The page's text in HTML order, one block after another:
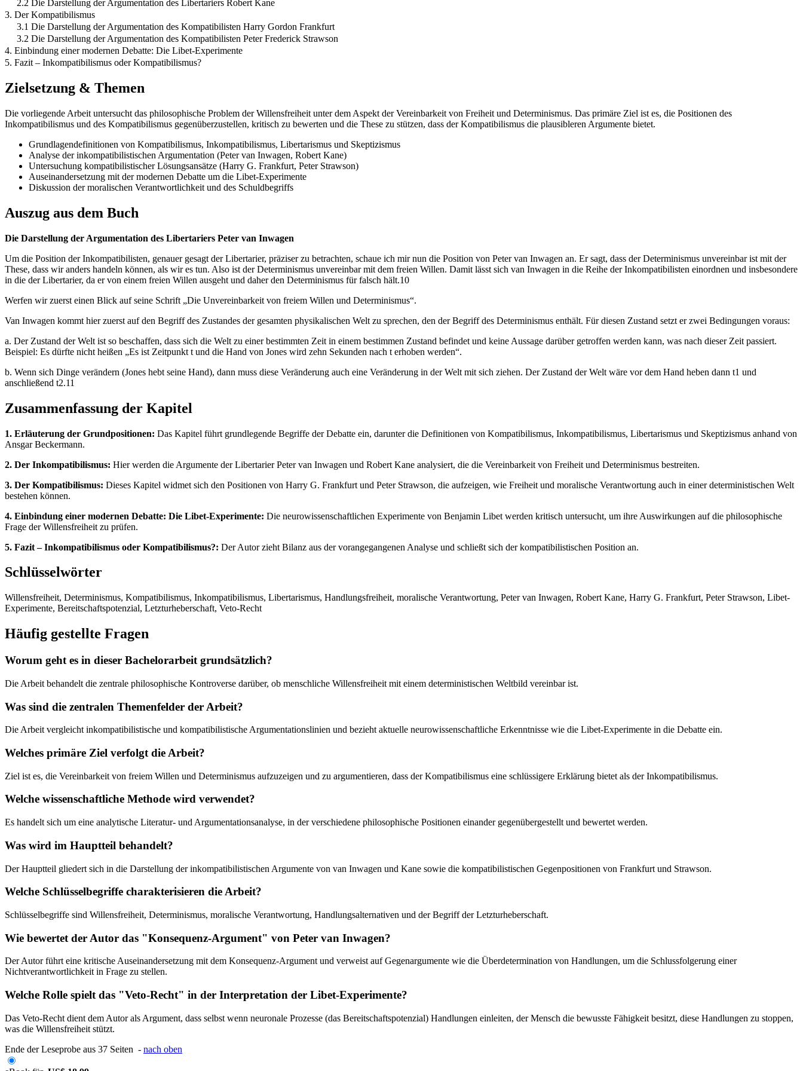
2.2 Die Darstellung der Argumentation des Libertariers Robert Kane
3. Der Kompatibilismus
3.1 Die Darstellung der Argumentation des Kompatibilisten Harry Gordon Frankfurt
3.2 Die Darstellung der Argumentation des Kompatibilisten Peter Frederick Strawson
4. Einbindung einer modernen Debatte: Die Libet-Experimente
5. Fazit – Inkompatibilismus oder Kompatibilismus?
Zielsetzung & Themen
Die vorliegende Arbeit untersucht das philosophische Problem der Willensfreiheit unter dem Aspekt der Vereinbarkeit von Freiheit und Determinismus. Das primäre Ziel ist es, die Positionen des
Inkompatibilismus und des Kompatibilismus gegenüberzustellen, kritisch zu bewerten und die These zu stützen, dass der Kompatibilismus die plausibleren Argumente bietet.
Grundlagendefinitionen von Kompatibilismus, Inkompatibilismus, Libertarismus und Skeptizismus
Analyse der inkompatibilistischen Argumentation (Peter van Inwagen, Robert Kane)
Untersuchung kompatibilistischer Lösungsansätze (Harry G. Frankfurt, Peter Strawson)
Auseinandersetzung mit der modernen Debatte um die Libet-Experimente
Diskussion der moralischen Verantwortlichkeit und des Schuldbegriffs
Auszug aus dem Buch
Die Darstellung der Argumentation des Libertariers Peter van Inwagen
Um die Position der Inkompatibilisten, genauer gesagt der Libertarier, präziser zu betrachten, schaue ich mir nun die Position von Peter van Inwagen an. Er sagt, dass der Determinismus unvereinbar ist mit der
These, dass wir anders handeln können, als wir es tun. Also ist der Determinismus unvereinbar mit dem freien Willen. Damit lässt sich van Inwagen in die Reihe der Inkompatibilisten einordnen und insbesondere
in die der Libertarier, da er von einem freien Willen ausgeht und daher den Determinismus für falsch hält.10
Werfen wir zuerst einen Blick auf seine Schrift „Die Unvereinbarkeit von freiem Willen und Determinismus“.
Van Inwagen kommt hier zuerst auf den Begriff des Zustandes der gesamten physikalischen Welt zu sprechen, den der Begriff des Determinismus enthält. Für diesen Zustand setzt er zwei Bedingungen voraus:
a. Der Zustand der Welt ist so beschaffen, dass sich die Welt zu einer bestimmten Zeit in einem bestimmen Zustand befindet und keine Aussage darüber getroffen werden kann, was nach dieser Zeit passiert.
Beispiel: Es dürfte nicht heißen „Es ist Zeitpunkt t und die Hand von Jones wird zehn Sekunden nach t erhoben werden“.
b. Wenn sich Dinge verändern (Jones hebt seine Hand), dann muss diese Veränderung auch eine Veränderung in der Welt mit sich ziehen. Der Zustand der Welt wäre vor dem Hand heben dann t1 und
anschließend t2.11
Zusammenfassung der Kapitel
1. Erläuterung der Grundpositionen: Das Kapitel führt grundlegende Begriffe der Debatte ein, darunter die Definitionen von Kompatibilismus, Inkompatibilismus, Libertarismus und Skeptizismus anhand von
Ansgar Beckermann.
2. Der Inkompatibilismus: Hier werden die Argumente der Libertarier Peter van Inwagen und Robert Kane analysiert, die die Vereinbarkeit von Freiheit und Determinismus bestreiten.
3. Der Kompatibilismus: Dieses Kapitel widmet sich den Positionen von Harry G. Frankfurt und Peter Strawson, die aufzeigen, wie Freiheit und moralische Verantwortung auch in einer deterministischen Welt
bestehen können.
4. Einbindung einer modernen Debatte: Die Libet-Experimente: Die neurowissenschaftlichen Experimente von Benjamin Libet werden kritisch untersucht, um ihre Auswirkungen auf die philosophische
Frage der Willensfreiheit zu prüfen.
5. Fazit – Inkompatibilismus oder Kompatibilismus?: Der Autor zieht Bilanz aus der vorangegangenen Analyse und schließt sich der kompatibilistischen Position an.
Schlüsselwörter
Willensfreiheit, Determinismus, Kompatibilismus, Inkompatibilismus, Libertarismus, Handlungsfreiheit, moralische Verantwortung, Peter van Inwagen, Robert Kane, Harry G. Frankfurt, Peter Strawson, Libet-
Experimente, Bereitschaftspotenzial, Letzturheberschaft, Veto-Recht
Häufig gestellte Fragen
Worum geht es in dieser Bachelorarbeit grundsätzlich?
Die Arbeit behandelt die zentrale philosophische Kontroverse darüber, ob menschliche Willensfreiheit mit einem deterministischen Weltbild vereinbar ist.
Was sind die zentralen Themenfelder der Arbeit?
Die Arbeit vergleicht inkompatibilistische und kompatibilistische Argumentationslinien und bezieht aktuelle neurowissenschaftliche Erkenntnisse wie die Libet-Experimente in die Debatte ein.
Welches primäre Ziel verfolgt die Arbeit?
Ziel ist es, die Vereinbarkeit von freiem Willen und Determinismus aufzuzeigen und zu argumentieren, dass der Kompatibilismus eine schlüssigere Erklärung bietet als der Inkompatibilismus.
Welche wissenschaftliche Methode wird verwendet?
Es handelt sich um eine analytische Literatur- und Argumentationsanalyse, in der verschiedene philosophische Positionen einander gegenübergestellt und bewertet werden.
Was wird im Hauptteil behandelt?
Der Hauptteil gliedert sich in die Darstellung der inkompatibilistischen Argumente von van Inwagen und Kane sowie die kompatibilistischen Gegenpositionen von Frankfurt und Strawson.
Welche Schlüsselbegriffe charakterisieren die Arbeit?
Schlüsselbegriffe sind Willensfreiheit, Determinismus, moralische Verantwortung, Handlungsalternativen und der Begriff der Letzturheberschaft.
Wie bewertet der Autor das "Konsequenz-Argument" von Peter van Inwagen?
Der Autor führt eine kritische Auseinandersetzung mit dem Konsequenz-Argument und verweist auf Gegenargumente wie die Überdetermination von Handlungen, um die Schlussfolgerung einer
Nichtverantwortlichkeit in Frage zu stellen.
Welche Rolle spielt das "Veto-Recht" in der Interpretation der Libet-Experimente?
Das Veto-Recht dient dem Autor als Argument, dass selbst wenn neuronale Prozesse (das Bereitschaftspotenzial) Handlungen einleiten, der Mensch die bewusste Fähigkeit besitzt, diese Handlungen zu stoppen,
was die Willensfreiheit stützt.
Ende der Leseprobe aus 37 Seiten - nach oben